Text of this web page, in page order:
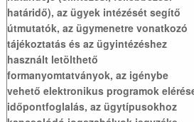
határidő), az ügyek intézését segítő
útmutatók, az ügymenetre vonatkozó
tájékoztatás és az ügyintézéshez
használt letölthető
formanyomtatványok, az igénybe
vehető elektronikus programok
időpontfoglalás, az ügytípusokhoz